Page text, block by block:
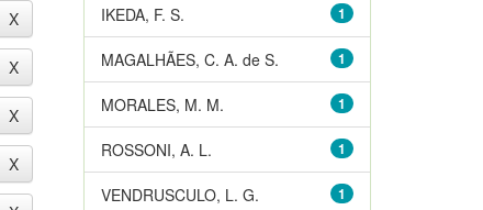
1
IKEDA, F. S.
1
MAGALHÃES, C. A. de S.
1
MORALES, M. M.
1
ROSSONI, A. L.
1
VENDRUSCULO, L. G.